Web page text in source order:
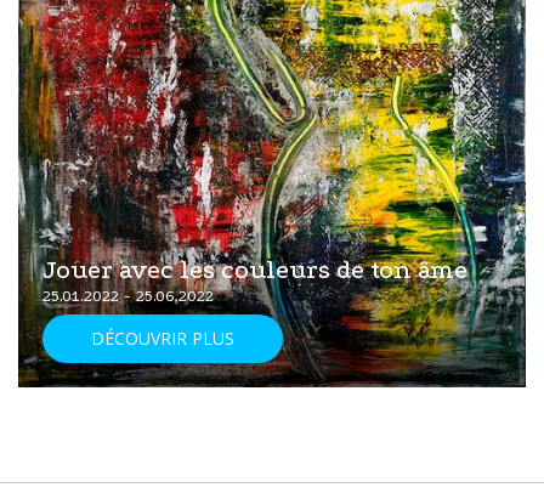
Jouer avec les couleurs de ton âme
25.01.2022 - 25.06.2022
DÉCOUVRIR PLUS